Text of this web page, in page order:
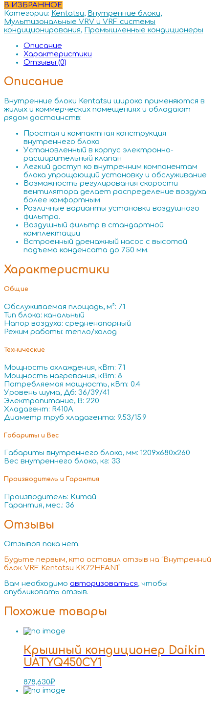
В ИЗБРАННОЕ
Категории: Kentatsu, Внутренние блоки,
Мультизональные VRV и VRF системы
кондиционирования, Промышленные кондиционеры
Описание
Характеристики
Отзывы (0)
Описание
Внутренние блоки Kentatsu широко применяются в
жилых и коммерческих помещениях и обладают
рядом достоинств:
Простая и компактная конструкция
внутреннего блока
Установленный в корпус электронно-
расширительный клапан
Легкий доступ ко внутренним компонентам
блока упрощающий установку и обслуживание
Возможность регулирования скорости
вентилятора делает распределение воздуха
более комфортным
Различные варианты установки воздушного
фильтра.
Воздушный фильтр в стандартной
комплектации
Встроенный дренажный насос с высотой
подъема конденсата до 750 мм.
Характеристики
Общие
Обслуживаемая площадь, м²: 71
Тип блока: канальный
Напор воздуха: средненапорный
Режим работы: тепло/холод
Технические
Мощность охлаждения, кВт: 7.1
Мощность нагревания, кВт: 8
Потребляемая мощность, кВт: 0.4
Уровень шума, Дб: 36/39/41
Электропитание, В: 220
Хладагент: R410A
Диаметр труб хладагента: 9.53/15.9
Габариты и Вес
Габариты внутреннего блока, мм: 1209x680x260
Вес внутреннего блока, кг: 33
Производитель и Гарантия
Производитель: Китай
Гарантия, мес.: 36
Отзывы
Отзывов пока нет.
Будьте первым, кто оставил отзыв на “Внутренний
блок VRF Kentatsu KK72HFAN1”
Вам необходимо авторизоваться, чтобы
опубликовать отзыв.
Похожие товары
Крышный кондиционер Daikin
UATYQ450CY1
878,630₽